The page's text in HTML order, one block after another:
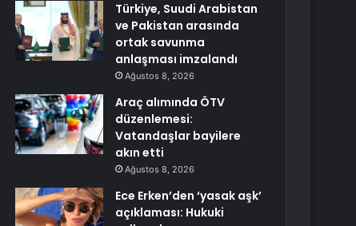
Türkiye, Suudi Arabistan
ve Pakistan arasında
ortak savunma
anlaşması imzalandı
Ağustos 8, 2026
Araç alımında ÖTV
düzenlemesi:
Vatandaşlar bayilere
akın etti
Ağustos 8, 2026
Ece Erken’den ‘yasak aşk’
açıklaması: Hukuki